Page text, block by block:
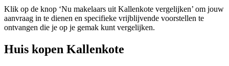
Klik op de knop ‘Nu makelaars uit Kallenkote vergelijken’ om jouw
aanvraag in te dienen en specifieke vrijblijvende voorstellen te
ontvangen die je op je gemak kunt vergelijken.
Huis kopen Kallenkote